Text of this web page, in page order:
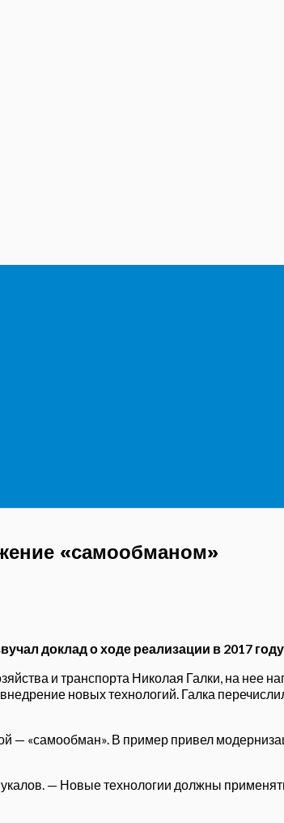
«самообманом»
доклад о ходе реализации в 2017
и транспорта Николая Галки, на нее
новых технологий. Галка
— «самообман». В пример привел
— Новые технологии должны